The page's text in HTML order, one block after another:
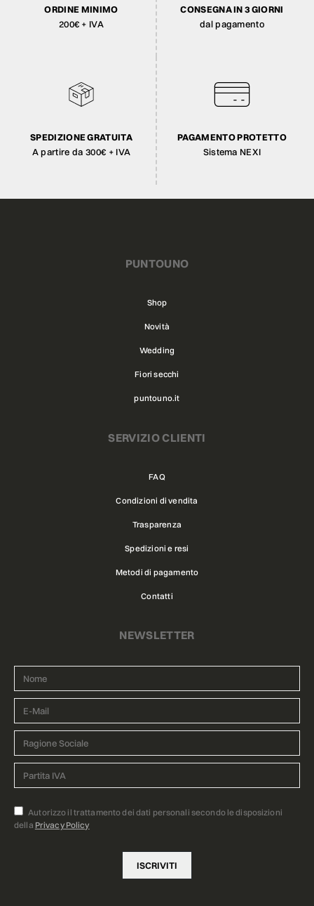
ORDINE MINIMO
200€ + IVA
CONSEGNA IN 3 GIORNI
dal pagamento
SPEDIZIONE GRATUITA
A partire da 300€ + IVA
PAGAMENTO PROTETTO
Sistema NEXI
PUNTOUNO
Shop
Novità
Wedding
Fiori secchi
puntouno.it
SERVIZIO CLIENTI
FAQ
Condizioni di vendita
Trasparenza
Spedizioni e resi
Metodi di pagamento
Contatti
NEWSLETTER
Autorizzo il trattamento dei dati personali secondo le disposizioni
della Privacy Policy